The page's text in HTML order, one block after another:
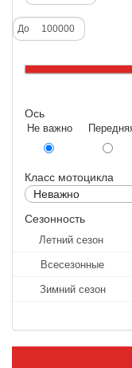
Deestone
Dunlop
Excel
GoldenTyre
Gummy
IRC
IRC Tyre
Kenda
KINGS TIRE
Kingstone
До
Ось
Не важно
Класс мотоцикла
Неважно
Сезонность
Летний сезон
Всесезонные
Зимний сезон